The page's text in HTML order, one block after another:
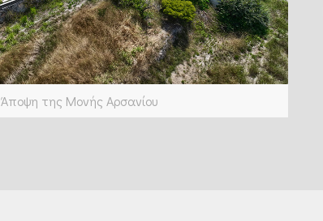
Άποψη της Μονής Αρσανίου